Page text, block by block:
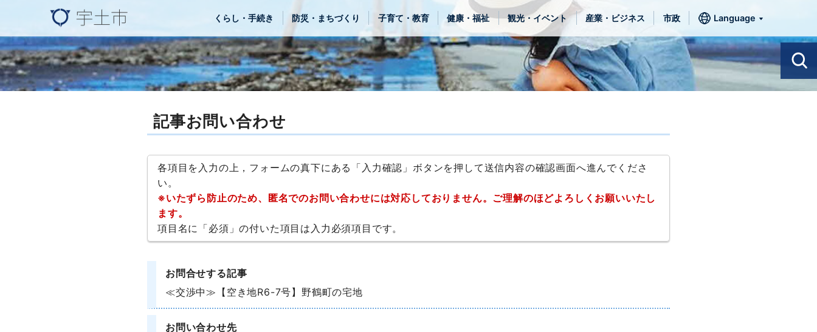
くらし・手続き 防災・まちづくり 子育て・教育 健康・福祉 観光・イベント 産業・ビジネス 市政 Language
記事お問い合わせ
各項目を入力の上，フォームの真下にある「入力確認」ボタンを押して送信内容の確認画面へ進んでくださ
い。
※いたずら防止のため、匿名でのお問い合わせには対応しておりません。ご理解のほどよろしくお願いいたし
ます。
項目名に「必須」の付いた項目は入力必須項目です。
お問合せする記事
≪交渉中≫【空き地R6-7号】野鶴町の宅地
お問い合わせ先